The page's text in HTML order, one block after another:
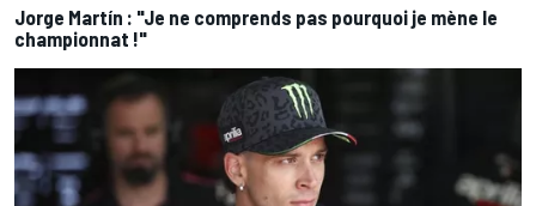
Jorge Martín : "Je ne comprends pas pourquoi je mène le
championnat !"